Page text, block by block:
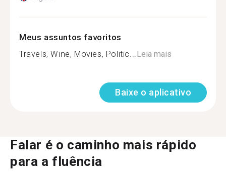
Meus assuntos favoritos
Travels, Wine, Movies, Politic... Leia mais
Baixe o aplicativo
Falar é o caminho mais rápido
para a fluência